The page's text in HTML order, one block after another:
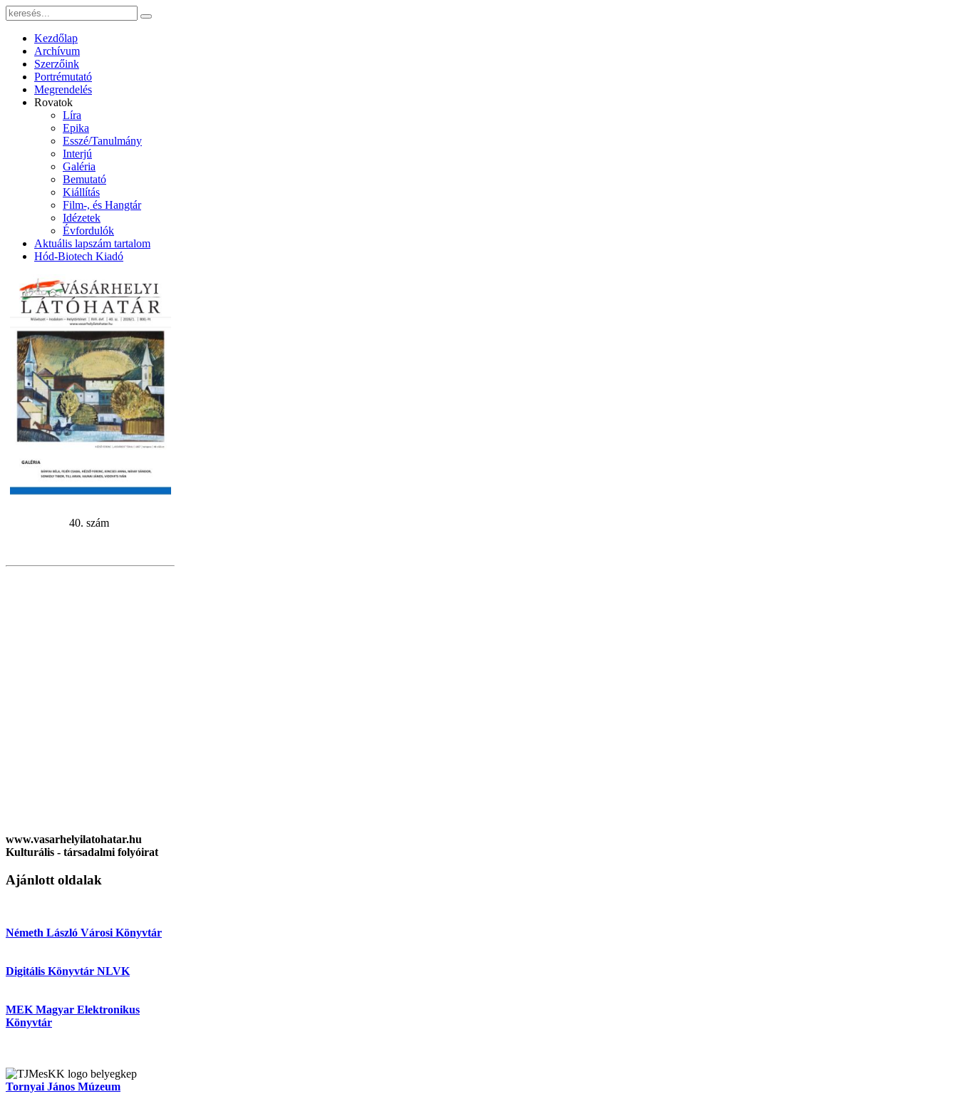
Kezdőlap
Archívum
Szerzőink
Portrémutató
Megrendelés
Rovatok
Líra
Epika
Esszé/Tanulmány
Interjú
Galéria
Bemutató
Kiállítás
Film-, és Hangtár
Idézetek
Évfordulók
Aktuális lapszám tartalom
Hód-Biotech Kiadó
40. szám
www.vasarhelyilatohatar.hu
Kulturális - társadalmi folyóirat
Ajánlott oldalak
Németh László Városi Könyvtár
Digitális Könyvtár NLVK
MEK Magyar Elektronikus
Könyvtár
Tornyai János Múzeum